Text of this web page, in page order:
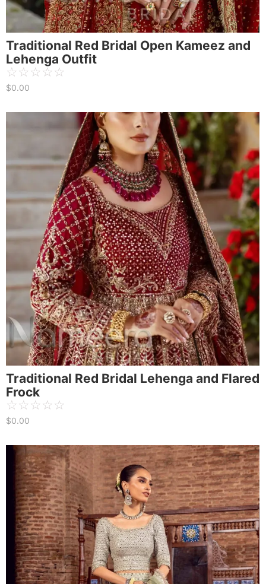
Traditional Red Bridal Open Kameez and
Lehenga Outfit
☆☆☆☆☆
$0.00
Traditional Red Bridal Lehenga and Flared
Frock
☆☆☆☆☆
$0.00